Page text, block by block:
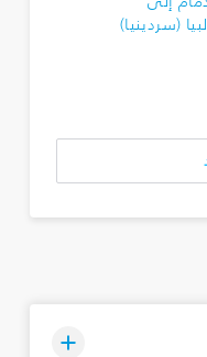
(سردينيا)